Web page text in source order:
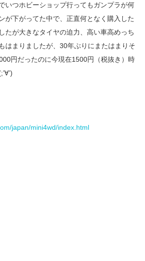
いつホビーショップ行ってもガンプラが何
が下がってた中で、正直何となく購入した
たが大きなタイヤの迫力、高い車高めっち
はまりましたが、30年ぶりにまたはまりそ
円だったのに今現在1500円（税抜き）時
japan/mini4wd/index.html